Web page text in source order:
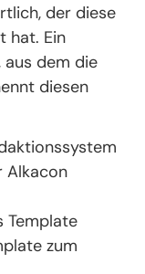
der diese
hat. Ein
aus dem die
diesen
Alkacon
Template
zum